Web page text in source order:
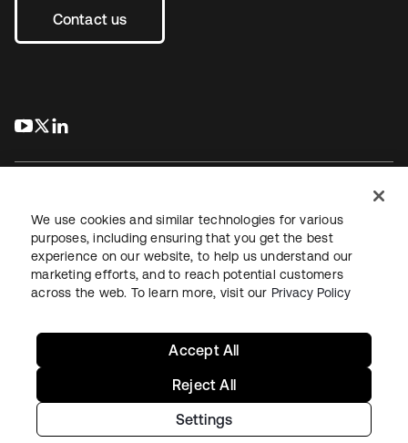
Contact us
s’ouvre dans un nouvel onglet
s’ouvre dans un nouvel onglet
JuridiquePolitique de confidentialité
Conditions d’utilisation du siteSécuritéPlan du site
Paramètres des cookies
Copyright © 2026 Okta. Tous droits réservés.
We use cookies and similar technologies for various
purposes, including ensuring that you get the best
experience on our website, to help us understand our
marketing efforts, and to reach potential customers
across the web. To learn more, visit our Privacy Policy
Settings
Reject All
Accept All